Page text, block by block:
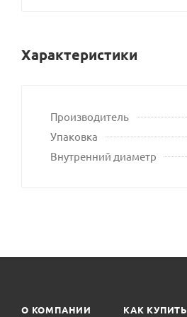
Характеристики
Производитель
Упаковка
Внутренний диаметр
О КОМПАНИИ КАК КУПИТЬ